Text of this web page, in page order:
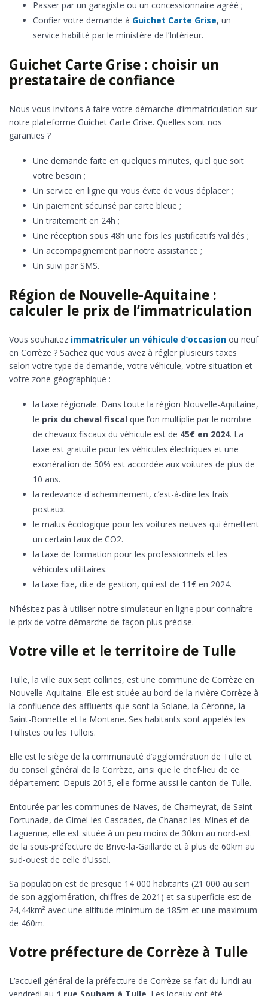
Passer par un garagiste ou un concessionnaire agréé ;
Confier votre demande à Guichet Carte Grise, un
service habilité par le ministère de l’Intérieur.
Guichet Carte Grise : choisir un
prestataire de confiance
Nous vous invitons à faire votre démarche d’immatriculation sur
notre plateforme Guichet Carte Grise. Quelles sont nos
garanties ?
Une demande faite en quelques minutes, quel que soit
votre besoin ;
Un service en ligne qui vous évite de vous déplacer ;
Un paiement sécurisé par carte bleue ;
Un traitement en 24h ;
Une réception sous 48h une fois les justificatifs validés ;
Un accompagnement par notre assistance ;
Un suivi par SMS.
Région de Nouvelle-Aquitaine :
calculer le prix de l’immatriculation
Vous souhaitez immatriculer un véhicule d’occasion ou neuf
en Corrèze ? Sachez que vous avez à régler plusieurs taxes
selon votre type de demande, votre véhicule, votre situation et
votre zone géographique :
la taxe régionale. Dans toute la région Nouvelle-Aquitaine,
le prix du cheval fiscal que l’on multiplie par le nombre
de chevaux fiscaux du véhicule est de 45€ en 2024. La
taxe est gratuite pour les véhicules électriques et une
exonération de 50% est accordée aux voitures de plus de
10 ans.
la redevance d'acheminement, c’est-à-dire les frais
postaux.
le malus écologique pour les voitures neuves qui émettent
un certain taux de CO2.
la taxe de formation pour les professionnels et les
véhicules utilitaires.
la taxe fixe, dite de gestion, qui est de 11€ en 2024.
N’hésitez pas à utiliser notre simulateur en ligne pour connaître
le prix de votre démarche de façon plus précise.
Votre ville et le territoire de Tulle
Tulle, la ville aux sept collines, est une commune de Corrèze en
Nouvelle-Aquitaine. Elle est située au bord de la rivière Corrèze à
la confluence des affluents que sont la Solane, la Céronne, la
Saint-Bonnette et la Montane. Ses habitants sont appelés les
Tullistes ou les Tullois.
Elle est le siège de la communauté d’agglomération de Tulle et
du conseil général de la Corrèze, ainsi que le chef-lieu de ce
département. Depuis 2015, elle forme aussi le canton de Tulle.
Entourée par les communes de Naves, de Chameyrat, de Saint-
Fortunade, de Gimel-les-Cascades, de Chanac-les-Mines et de
Laguenne, elle est située à un peu moins de 30km au nord-est
de la sous-préfecture de Brive-la-Gaillarde et à plus de 60km au
sud-ouest de celle d’Ussel.
Sa population est de presque 14 000 habitants (21 000 au sein
de son agglomération, chiffres de 2021) et sa superficie est de
24,44km² avec une altitude minimum de 185m et une maximum
de 460m.
Votre préfecture de Corrèze à Tulle
L’accueil général de la préfecture de Corrèze se fait du lundi au